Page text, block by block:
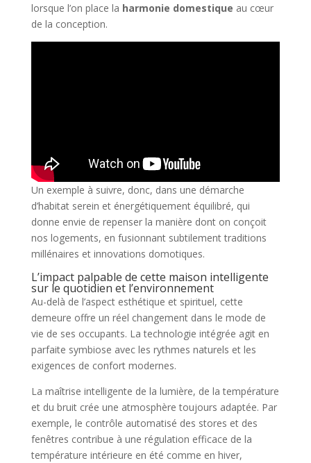
lorsque l’on place la harmonie domestique au cœur
de la conception.
Un exemple à suivre, donc, dans une démarche
d’habitat serein et énergétiquement équilibré, qui
donne envie de repenser la manière dont on conçoit
nos logements, en fusionnant subtilement traditions
millénaires et innovations domotiques.
L’impact palpable de cette maison intelligente
sur le quotidien et l’environnement
Au-delà de l’aspect esthétique et spirituel, cette
demeure offre un réel changement dans le mode de
vie de ses occupants. La technologie intégrée agit en
parfaite symbiose avec les rythmes naturels et les
exigences de confort modernes.
La maîtrise intelligente de la lumière, de la température
et du bruit crée une atmosphère toujours adaptée. Par
exemple, le contrôle automatisé des stores et des
fenêtres contribue à une régulation efficace de la
température intérieure en été comme en hiver,